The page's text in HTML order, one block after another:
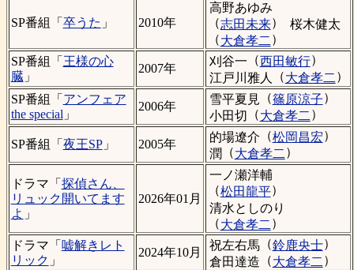
SP番組「 卒うた 」 2010年
高野あゆみ
（志田未来）
桜木健太
（大倉孝二 ）
SP番組「 王様の心
臓 」
2007年
刈谷一 （西田敏行）
江戸川雅人
（大倉孝二 ）
SP番組「 アンフェア
the special 」
2006年
雪平夏見 （篠原涼子）
小田切 （大倉孝二 ）
SP番組「 夜王SP」 2005年
的場遼介 （松岡昌宏）
潤（大倉孝二 ）
ドラマ「 探偵さん、
リュック開いてます
よ 」
2026年01月
一ノ瀬洋輔
（松田龍平）
清水としのり
（大倉孝二 ）
ドラマ「 嘘解きレト
リック 」
2024年10月
祝左右馬（鈴鹿央士）
倉田達造 （大倉孝二 ）